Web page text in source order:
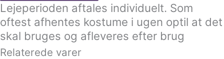
Lejeperioden aftales individuelt. Som
oftest afhentes kostume i ugen optil at det
skal bruges og afleveres efter brug
Relaterede varer